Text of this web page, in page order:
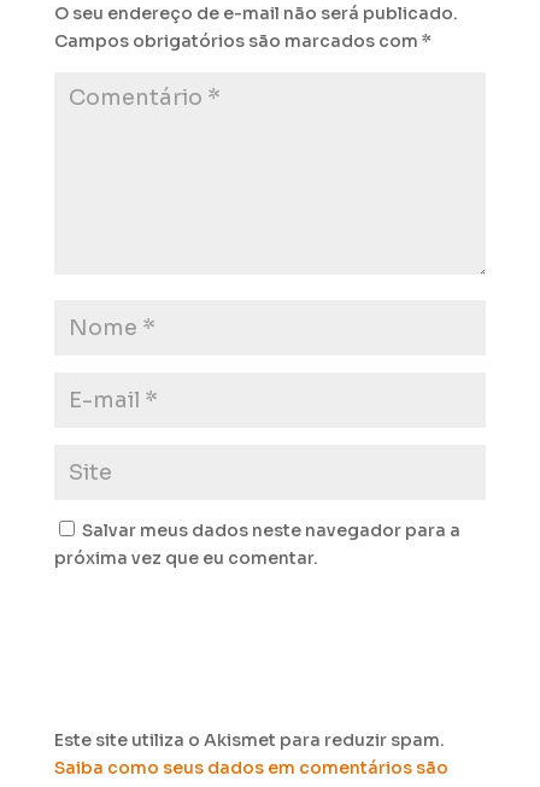
O seu endereço de e-mail não será publicado.
Campos obrigatórios são marcados com *
Salvar meus dados neste navegador para a
próxima vez que eu comentar.
Este site utiliza o Akismet para reduzir spam.
Saiba como seus dados em comentários são